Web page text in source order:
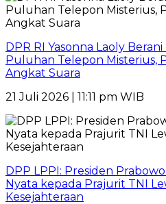
DPR RI Yasonna Laoly
Puluhan Telepon Misterius,
Angkat Suara
21 Juli 2026 | 11:11 pm WIB
DPP LPPI: Presiden
Nyata kepada Prajurit TNI
Kesejahteraan